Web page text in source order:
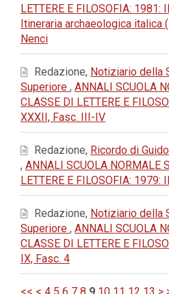
LETTERE E FILOSOFIA: 1981:
Itineraria archaeologica italica
Nenci
Redazione, Notiziario della
Superiore , ANNALI SCUOLA
CLASSE DI LETTERE E
XXXII, Fasc. III-IV
Redazione, Ricordo di
, ANNALI SCUOLA NORMALE
LETTERE E FILOSOFIA: 1979:
Redazione, Notiziario della
Superiore , ANNALI SCUOLA
CLASSE DI LETTERE E
IX, Fasc. 4